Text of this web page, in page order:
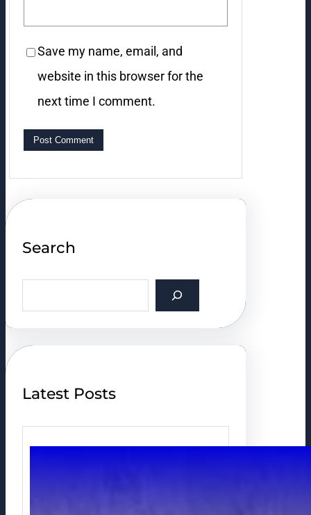
Save my name, email, and
website in this browser for the
next time I comment.
Search
c
Latest Posts